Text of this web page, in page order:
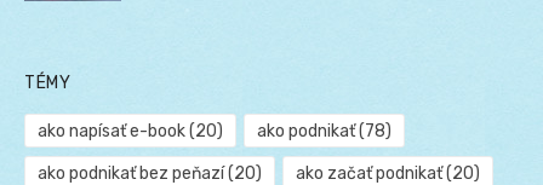
TÉMY
ako napísať e-book(20) ako podnikať(78)
ako podnikať bez peňazí(20) ako začať podnikať(20)